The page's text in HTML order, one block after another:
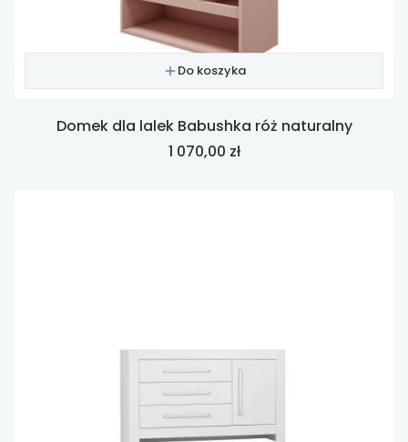
Do koszyka
Domek dla lalek Babushka róż naturalny
Cena
1 070,00 zł